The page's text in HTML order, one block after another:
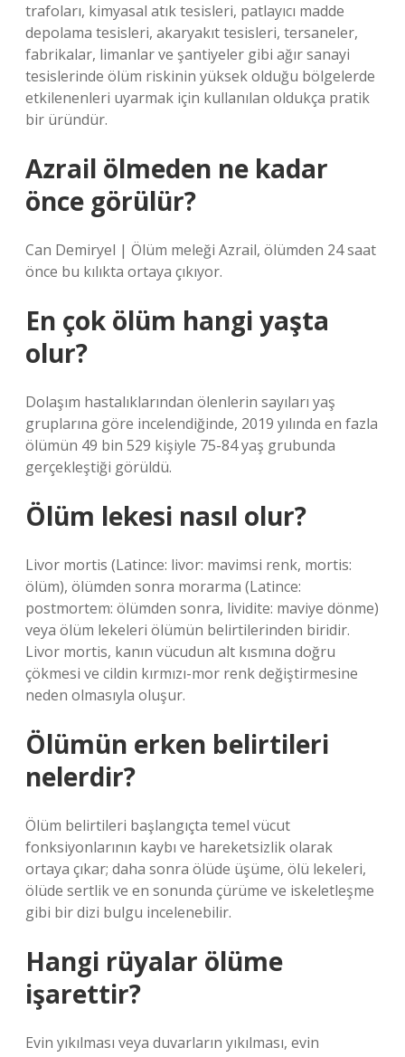
trafoları, kimyasal atık tesisleri, patlayıcı madde
depolama tesisleri, akaryakıt tesisleri, tersaneler,
fabrikalar, limanlar ve şantiyeler gibi ağır sanayi
tesislerinde ölüm riskinin yüksek olduğu bölgelerde
etkilenenleri uyarmak için kullanılan oldukça pratik
bir üründür.
Azrail ölmeden ne kadar
önce görülür?
Can Demiryel | Ölüm meleği Azrail, ölümden 24 saat
önce bu kılıkta ortaya çıkıyor.
En çok ölüm hangi yaşta
olur?
Dolaşım hastalıklarından ölenlerin sayıları yaş
gruplarına göre incelendiğinde, 2019 yılında en fazla
ölümün 49 bin 529 kişiyle 75-84 yaş grubunda
gerçekleştiği görüldü.
Ölüm lekesi nasıl olur?
Livor mortis (Latince: livor: mavimsi renk, mortis:
ölüm), ölümden sonra morarma (Latince:
postmortem: ölümden sonra, lividite: maviye dönme)
veya ölüm lekeleri ölümün belirtilerinden biridir.
Livor mortis, kanın vücudun alt kısmına doğru
çökmesi ve cildin kırmızı-mor renk değiştirmesine
neden olmasıyla oluşur.
Ölümün erken belirtileri
nelerdir?
Ölüm belirtileri başlangıçta temel vücut
fonksiyonlarının kaybı ve hareketsizlik olarak
ortaya çıkar; daha sonra ölüde üşüme, ölü lekeleri,
ölüde sertlik ve en sonunda çürüme ve iskeletleşme
gibi bir dizi bulgu incelenebilir.
Hangi rüyalar ölüme
işarettir?
Evin yıkılması veya duvarların yıkılması, evin